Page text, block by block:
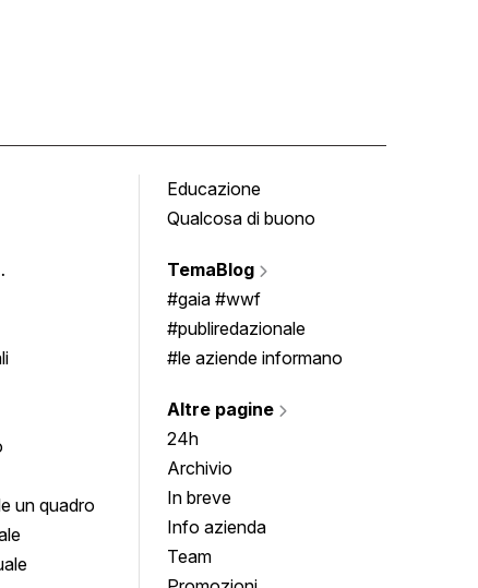
un quadro
Educazione
Qualcosa di buono
TemaBlog
#gaia #wwf
#publiredazionale
#le aziende informano
Altre pagine
24h
Archivio
In breve
Info azienda
Team